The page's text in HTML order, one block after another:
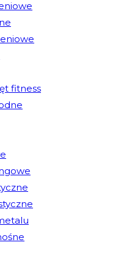
fitness